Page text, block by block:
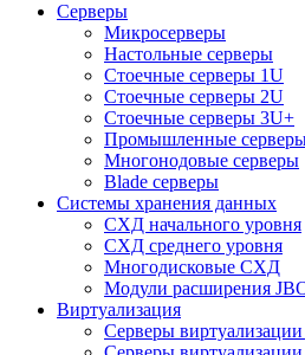
Серверы
Микросерверы
Настольные серверы
Стоечные серверы 1U
Стоечные серверы 2U
Стоечные серверы 3U+
Промышленные
Многонодовые серверы
Blade серверы
Системы хранения данных
СХД начального уровня
СХД среднего уровня
Многодисковые СХД
Модули расширения
Виртуализация
Серверы виртуализации